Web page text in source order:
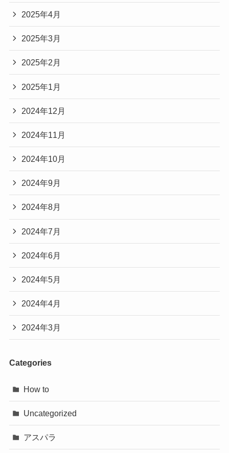
2025年4月
2025年3月
2025年2月
2025年1月
2024年12月
2024年11月
2024年10月
2024年9月
2024年8月
2024年7月
2024年6月
2024年5月
2024年4月
2024年3月
Categories
How to
Uncategorized
アスパラ